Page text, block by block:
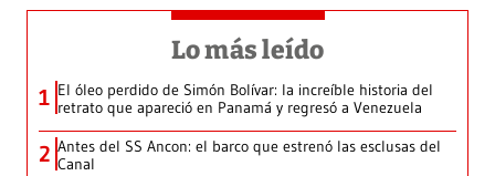
Lo más leído
1 El óleo perdido de Simón Bolívar: la increíble historia del
retrato que apareció en Panamá y regresó a Venezuela
2 Antes del SS Ancon: el barco que estrenó las esclusas del
Canal